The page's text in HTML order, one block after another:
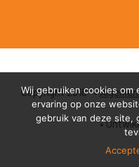
Copyright 2018 •
•
Wij gebruiken cookies
ervaring op onze
gebruik van deze site,